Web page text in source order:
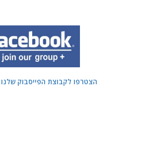
הצטרפו לקבוצת הפייסבוק שלנו